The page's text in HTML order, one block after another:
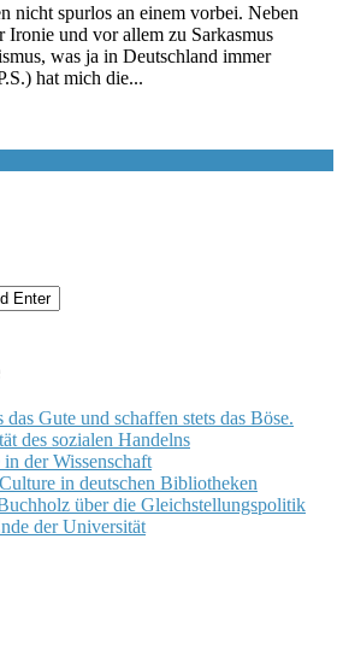
nicht spurlos an einem vorbei. Neben
Ironie und vor allem zu Sarkasmus
was ja in Deutschland immer
hat mich die...
das Gute und schaffen stets das Böse.
des sozialen Handelns
der Wissenschaft
in deutschen Bibliotheken
über die Gleichstellungspolitik
der Universität